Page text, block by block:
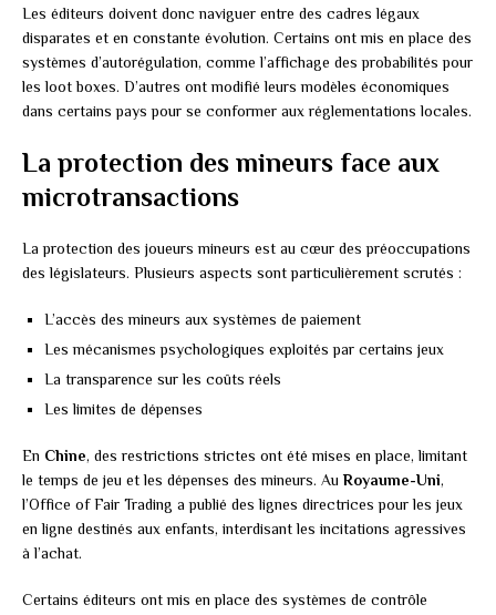
Les éditeurs doivent donc naviguer entre des cadres légaux
disparates et en constante évolution. Certains ont mis en place des
systèmes d’autorégulation, comme l’affichage des probabilités pour
les loot boxes. D’autres ont modifié leurs modèles économiques
dans certains pays pour se conformer aux réglementations locales.
La protection des mineurs face aux
microtransactions
La protection des joueurs mineurs est au cœur des préoccupations
des législateurs. Plusieurs aspects sont particulièrement scrutés :
L’accès des mineurs aux systèmes de paiement
Les mécanismes psychologiques exploités par certains jeux
La transparence sur les coûts réels
Les limites de dépenses
En Chine, des restrictions strictes ont été mises en place, limitant
le temps de jeu et les dépenses des mineurs. AuRoyaume-Uni,
l’Office of Fair Trading a publié des lignes directrices pour les jeux
en ligne destinés aux enfants, interdisant les incitations agressives
à l’achat.
Certains éditeurs ont mis en place des systèmes de contrôle